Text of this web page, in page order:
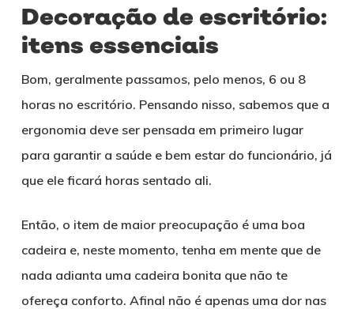
Decoração de escritório:
itens essenciais
Bom, geralmente passamos, pelo menos, 6 ou 8
horas no escritório. Pensando nisso, sabemos que a
ergonomia deve ser pensada em primeiro lugar
para garantir a saúde e bem estar do funcionário, já
que ele ficará horas sentado ali.
Então, o item de maior preocupação é uma boa
cadeira e, neste momento, tenha em mente que de
nada adianta uma cadeira bonita que não te
ofereça conforto. Afinal não é apenas uma dor nas